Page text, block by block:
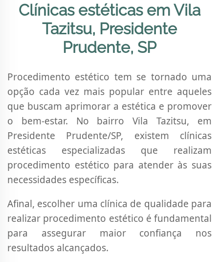
Clínicas estéticas em Vila
Tazitsu, Presidente
Prudente, SP
Procedimento estético tem se tornado uma
opção cada vez mais popular entre aqueles
que buscam aprimorar a estética e promover
o bem-estar. No bairro Vila Tazitsu, em
Presidente Prudente/SP, existem clínicas
estéticas especializadas que realizam
procedimento estético para atender às suas
necessidades específicas.
Afinal, escolher uma clínica de qualidade para
realizar procedimento estético é fundamental
para assegurar maior confiança nos
resultados alcançados.